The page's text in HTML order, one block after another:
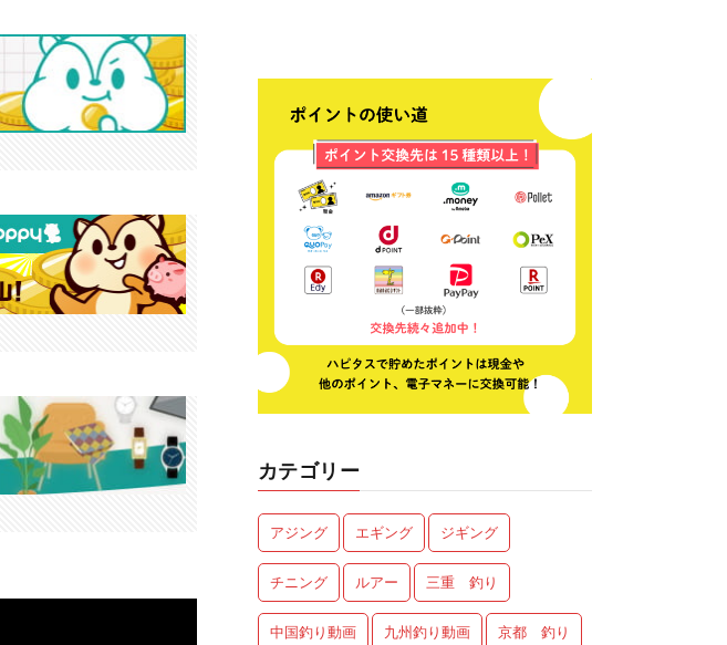
カテゴリー
アジング エギング ジギング
チニング ルアー 三重 釣り
中国釣り動画 九州釣り動画 京都 釣り